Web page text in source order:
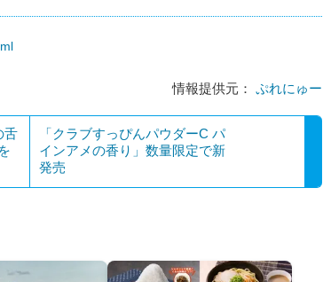
情報提供元： ぷれにゅー
舌
「クラブすっぴんパウダーC パ
インアメの香り」数量限定で新
発売